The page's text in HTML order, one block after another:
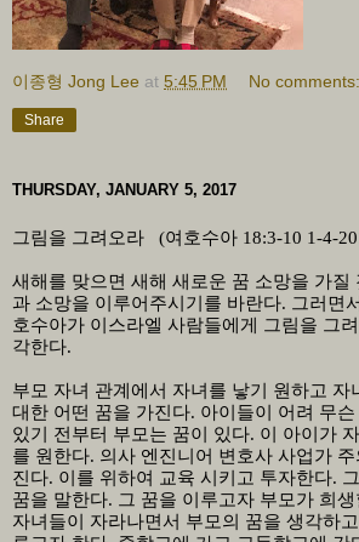
이종형 Jong Lee at 5:45 PM No comments:
Share
THURSDAY, JANUARY 5, 2017
그림을 그려오라 (여호수아 18:3-10 1-4-
새해를 맞으면 새해 새로운 꿈 소망을 가질
과 소망을 이루어주시기를 바란다. 그러면
호수아가 이스라엘 사람들에게 그림을 그
각한다.
부모 자녀 관계에서 자녀를 낳기 원하고 자
대한 어떤 꿈을 가진다. 아이들이 어려 무
있기 전부터 부모는 꿈이 있다. 이 아이가
를 원한다. 의사 엔진니어 변호사 사업가
진다. 이를 위하여 교육 시키고 투자한다.
꿈을 말한다. 그 꿈을 이루고자 부모가 희
자녀들이 자라나면서 부모의 꿈을 생각하